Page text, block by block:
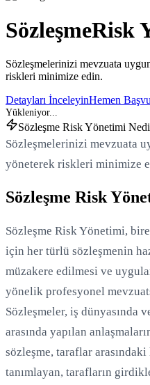
SözleşmeRisk
Sözleşmelerinizi mevzuata
riskleri minimize edin.
Detayları İnceleyinHemen
Sözleşme Risk Yönetimi
Sözleşmelerinizi mevzuata
yöneterek riskleri minimize
Sözleşme Risk
Sözleşme Risk Yönetimi,
için her türlü sözleşmenin
müzakere edilmesi ve
yönelik profesyonel
Sözleşmeler, iş dünyasında
arasında yapılan
sözleşme, taraflar
tanımlayan, tarafların